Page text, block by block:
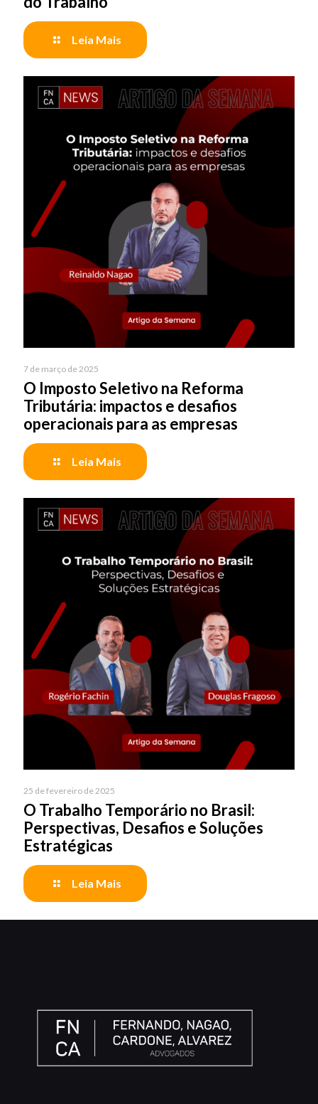
Leia Mais
7 de março de 2025
O Imposto Seletivo na Reforma
Tributária: impactos e desafios
operacionais para as empresas
Leia Mais
25 de fevereiro de 2025
O Trabalho Temporário no Brasil:
Perspectivas, Desafios e Soluções
Estratégicas
Leia Mais